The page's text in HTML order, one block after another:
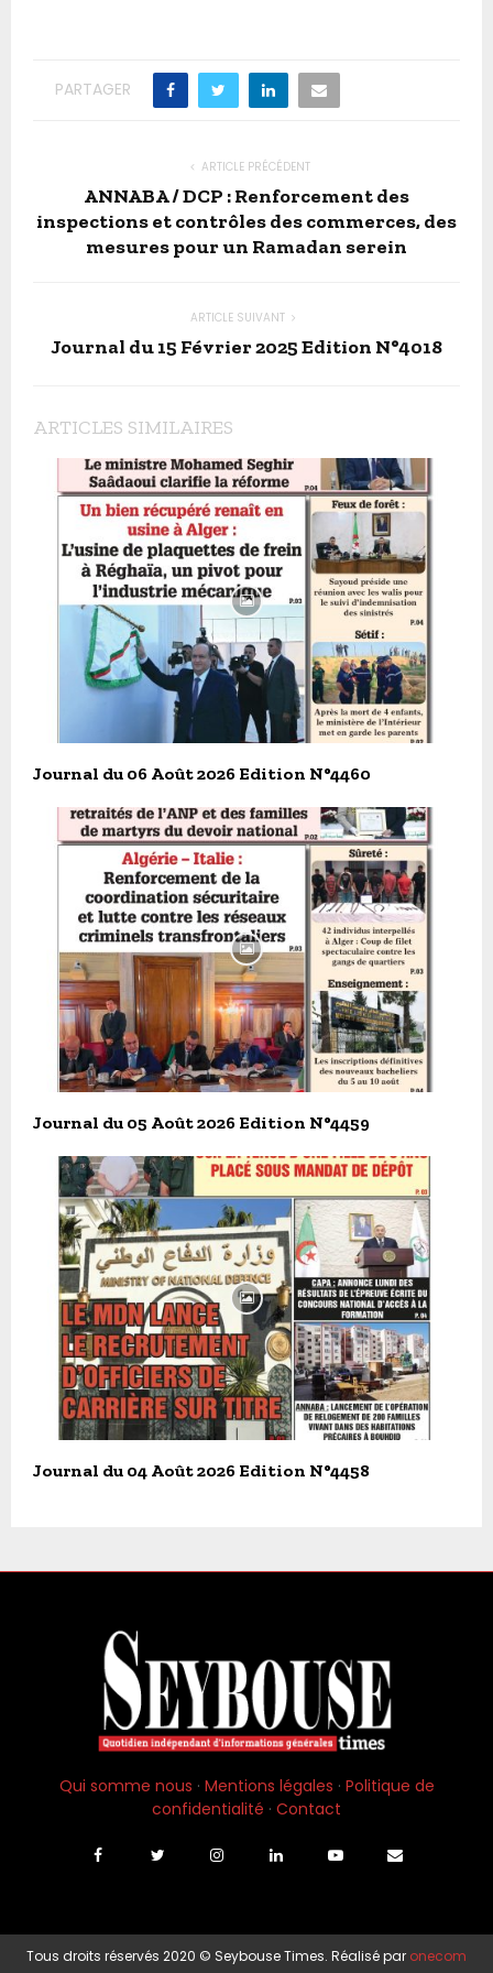
PARTAGER
ARTICLE PRÉCÉDENT
ANNABA / DCP : Renforcement des
inspections et contrôles des commerces, des
mesures pour un Ramadan serein
ARTICLE SUIVANT
Journal du 15 Février 2025 Edition N°4018
ARTICLES SIMILAIRES
Journal du 06 Août 2026 Edition N°4460
Journal du 05 Août 2026 Edition N°4459
Journal du 04 Août 2026 Edition N°4458
Qui somme nous · Mentions légales · Politique de
confidentialité · Contact
Tous droits réservés 2020 © Seybouse Times. Réalisé par onecom